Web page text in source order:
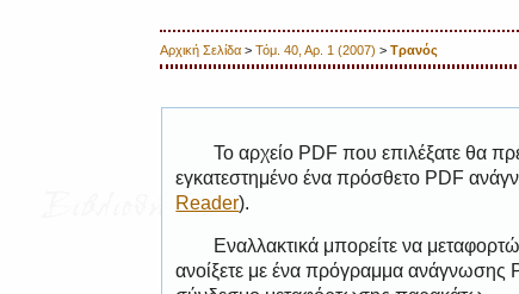
Αρχική Σελίδα >Τόμ. 40, Αρ. 1 (2007) >Τρανός
Το αρχείο PDF που επιλέξατε θα
εγκατεστημένο ένα πρόσθετο PDF
Reader).
Εναλλακτικά μπορείτε να
ανοίξετε με ένα πρόγραμμα ανάγνωσης